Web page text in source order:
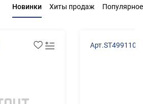
Новинки Хиты продаж Популярное